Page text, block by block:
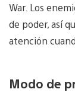
War. Los
de poder, así
atención
Modo de